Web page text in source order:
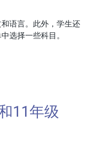
语言。此外，学生还
选择一些科目。
11年级